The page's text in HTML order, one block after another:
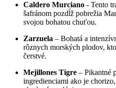
Caldero Murciano -​ Tento
šafránom pozdĺž pobrežia
svojou bohatou chuťou.
Zarzuela – Bohatá ​a
rôznych morských plodov,
čerstvé.
Mejillones Tigre – Pikantné
ingredienciami ako ⁤je